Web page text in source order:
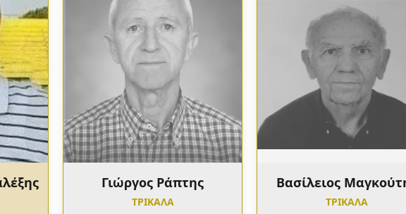
Γιώργος Ράπτης
ΤΡΙΚΑΛΑ
Βασίλειος
ΤΡΙΚΑΛΑ